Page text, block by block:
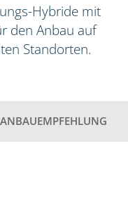
Hybride mit
den Anbau auf
Standorten.
ANBAUEMPFEHLUNG